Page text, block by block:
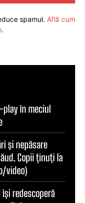
spamul. Află cum
.
play în meciul
și nepăsare
Copii ținuți la
video)
redescoperă